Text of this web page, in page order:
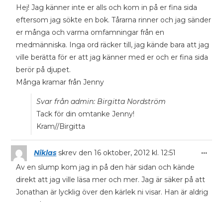
Hej! Jag känner inte er alls och kom in på er fina sida
eftersom jag sökte en bok. Tårarna rinner och jag sänder
er många och varma omfamningar från en
medmänniska. Inga ord räcker till, jag kände bara att jag
ville berätta för er att jag känner med er och er fina sida
berör på djupet.
Många kramar från Jenny
Svar från admin: Birgitta Nordström
Tack för din omtanke Jenny!
Kram//Birgitta
Niklas skrev den 16 oktober, 2012 kl. 12:51
Av en slump kom jag in på den här sidan och kände
direkt att jag ville läsa mer och mer. Jag är säker på att
Jonathan är lycklig över den kärlek ni visar. Han är aldrig
...